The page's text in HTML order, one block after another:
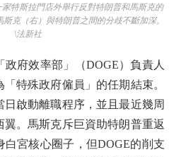
斯拉門店外舉行反對特朗普和馬斯克的
克（右）與特朗普之間的分歧不斷加深。
\法新社
府效率部」（DOGE）負責人
特殊政府僱員」的任期結束。
啟動離職程序，並且最近幾周
翼。馬斯克斥巨資助特朗普重返
白宮核心圈子，但DOGE的削支